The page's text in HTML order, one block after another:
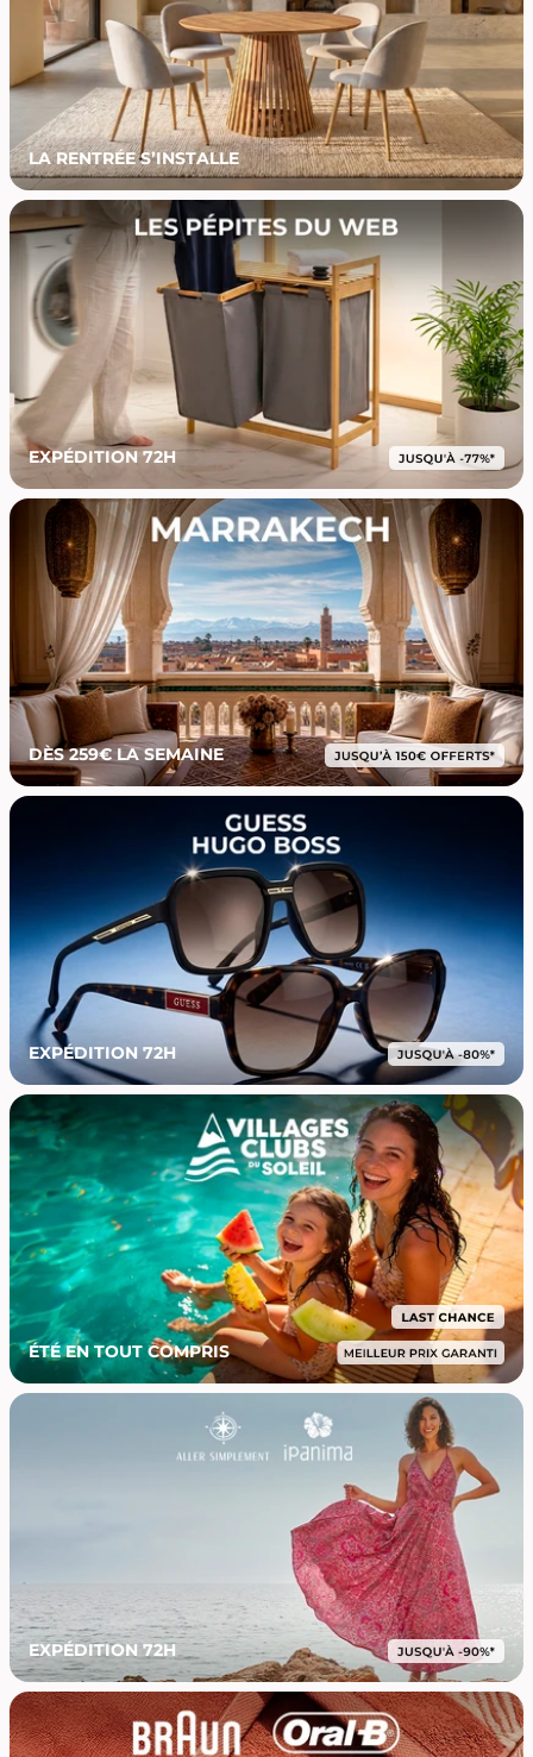
LA RENTRÉE S’INSTALLE
EXPÉDITION 72H
DÈS 259€ LA SEMAINE
EXPÉDITION 72H
ÉTÉ EN TOUT COMPRIS
EXPÉDITION 72H